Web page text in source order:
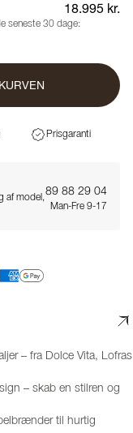
18.995 kr.
seneste 30 dage:
Prisgaranti
af model,
89 88 29 04
Man-Fre 9-17
– fra Dolce Vita, Lofras
– skab en stilren og
til hurtig